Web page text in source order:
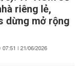
riêng lẻ,
dừng mở rộng
07:51 | 21/06/2026